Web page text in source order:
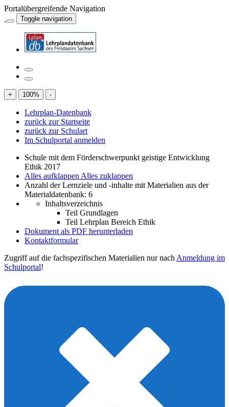
Portalübergreifende Navigation
Toggle navigation
+ 100% -
Lehrplan-Datenbank
zurück zur Startseite
zurück zur Schulart
Im Schulportal anmelden
Schule mit dem Förderschwerpunkt geistige Entwicklung
Ethik 2017
Alles aufklappen Alles zuklappen
Anzahl der Lernziele und -inhalte mit Materialien aus der
Materialdatenbank: 6
Inhaltsverzeichnis
Teil Grundlagen
Teil Lehrplan Bereich Ethik
Dokument als PDF herunterladen
Kontaktformular
Zugriff auf die fachspezifischen Materialien nur nach Anmeldung im
Schulportal!